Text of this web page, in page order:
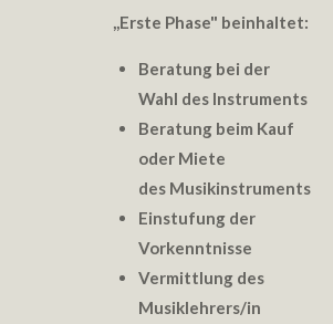
,,Erste Phase" beinhaltet:
Beratung bei der
Wahl des Instruments
Beratung beim Kauf
oder Miete
des Musikinstruments
Einstufung der
Vorkenntnisse
Vermittlung des
Musiklehrers/in